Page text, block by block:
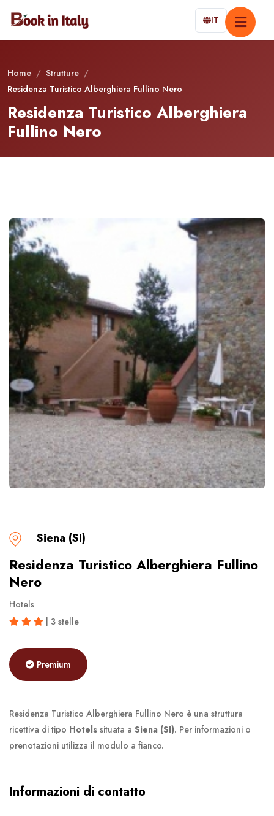
IT
Home / Strutture /
Residenza Turistico Alberghiera Fullino Nero
Residenza Turistico Alberghiera
Fullino Nero
Siena (SI)
Residenza Turistico Alberghiera Fullino
Nero
Hotels
| 3 stelle
Premium
Residenza Turistico Alberghiera Fullino Nero è una struttura
ricettiva di tipo Hotels situata a Siena (SI). Per informazioni o
prenotazioni utilizza il modulo a fianco.
Informazioni di contatto